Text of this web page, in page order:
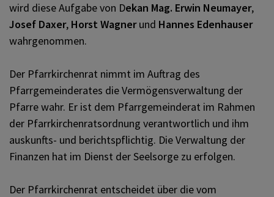
PFARRBRIEF
PFARRLEBEN
Katholische Jugend
Frauentreff
KONTAKT
wird diese Aufgabe von Dekan Mag. Erwin Neumayer,
Josef Daxer, Horst Wagnerund Hannes Edenhauser
wahrgenommen.
Der Pfarrkirchenrat nimmt im Auftrag des
Pfarrgemeinderates die Vermögensverwaltung der
Pfarre wahr. Er ist dem Pfarrgemeinderat im Rahmen
der Pfarrkirchenratsordnung verantwortlich und ihm
auskunfts- und berichtspflichtig. Die Verwaltung der
Finanzen hat im Dienst der Seelsorge zu erfolgen.
Der Pfarrkirchenrat entscheidet über die vom